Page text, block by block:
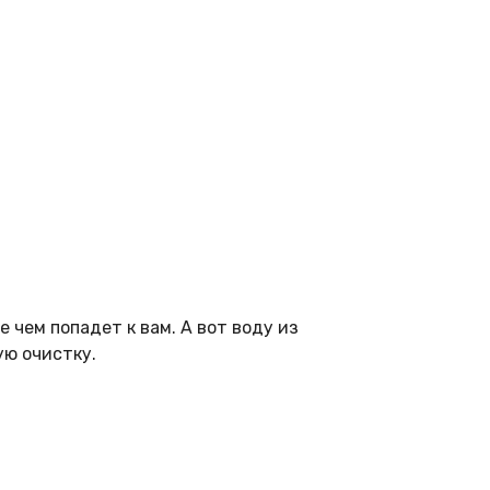
чем попадет к вам. А вот воду из
очистку.